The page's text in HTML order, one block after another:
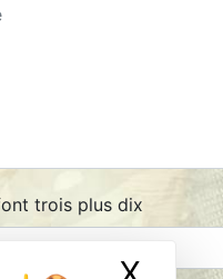
trois plus dix